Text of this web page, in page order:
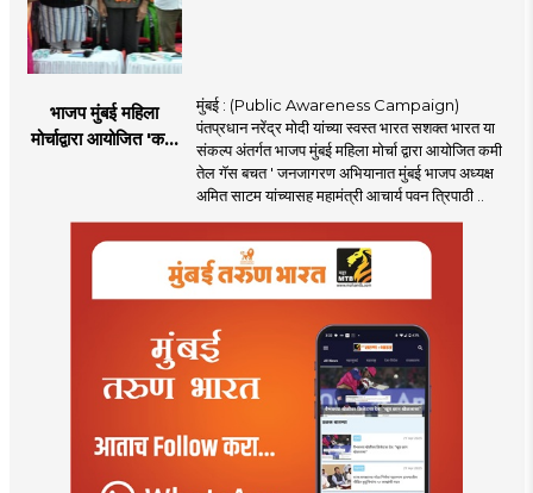
भाजप मुंबई महिला
मोर्चाद्वारा आयोजित 'कमी
मुंबई : (Public Awareness Campaign)
पंतप्रधान नरेंद्र मोदी यांच्या स्वस्त भारत सशक्त भारत या
संकल्प अंतर्गत भाजप मुंबई महिला मोर्चा द्वारा आयोजित कमी
तेल गॅस बचत ' जनजागरण अभियानात मुंबई भाजप अध्यक्ष
अमित साटम यांच्यासह महामंत्री आचार्य पवन त्रिपाठी ..